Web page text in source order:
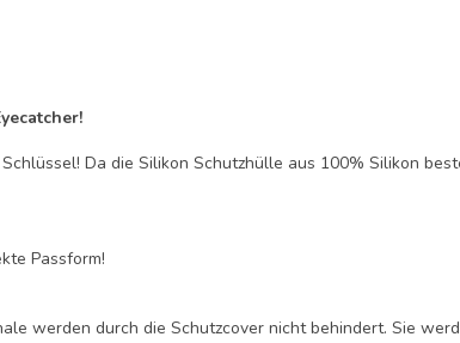
Da die Silikon Schutzhülle aus 100% Silikon
Passform!
werden durch die Schutzcover nicht behindert. Sie